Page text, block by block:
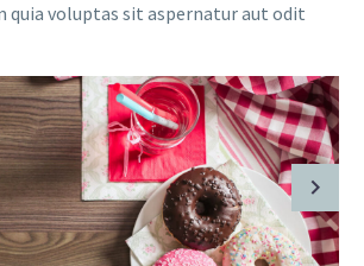
quia voluptas sit aspernatur aut odit